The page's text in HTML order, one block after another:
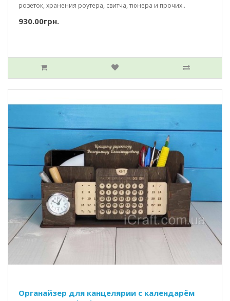
розеток, хранения роутера, свитча, тюнера и прочих..
930.00грн.
Органайзер для канцелярии с календарём